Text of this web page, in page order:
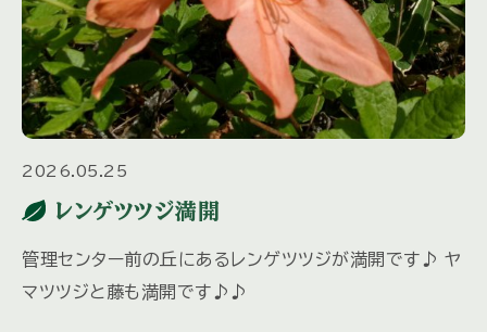
2026.05.25
レンゲツツジ満開
管理センター前の丘にあるレンゲツツジが満開です♪ ヤ
マツツジと藤も満開です♪♪